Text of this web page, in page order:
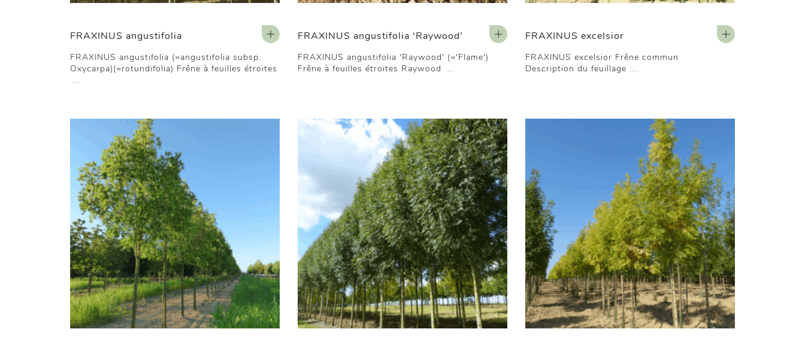
FRAXINUS angustifolia
FRAXINUS angustifolia (=angustifolia subsp.
Oxycarpa)(=rotundifolia) Frêne à feuilles étroites
...
FRAXINUS angustifolia ‘Raywood’
FRAXINUS angustifolia 'Raywood' (='Flame')
Frêne à feuilles étroites Raywood ...
FRAXINUS excelsior
FRAXINUS excelsior Frêne commun
Description du feuillage :...